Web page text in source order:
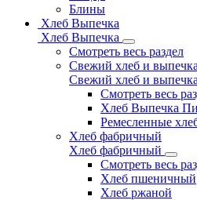
Блины
Хлеб Выпечка
Хлеб Выпечка
Смотреть весь раздел
Свежий хлеб и
Свежий хлеб и
Смотреть весь
Хлеб Выпечка
Ремесленные
Хлеб фабричный
Хлеб фабричный
Смотреть весь
Хлеб пшеничный
Хлеб ржаной